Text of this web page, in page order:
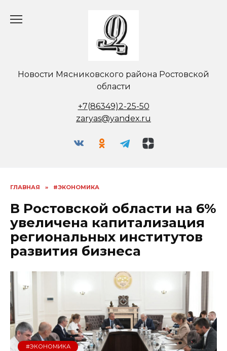
Новости Мясниковского района Ростовской
области
+7(86349)2-25-50
zaryas@yandex.ru
ГЛАВНАЯ » #ЭКОНОМИКА
В Ростовской области на 6%
увеличена капитализация
региональных институтов
развития бизнеса
#ЭКОНОМИКА